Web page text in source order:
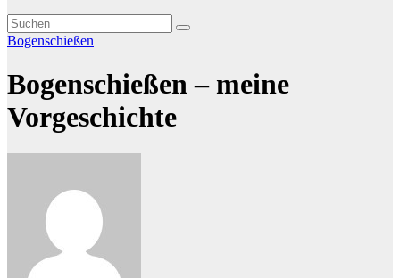
Bogenschießen
Bogenschießen – meine
Vorgeschichte